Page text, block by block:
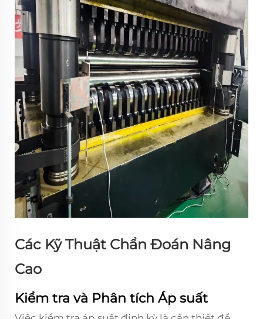
Các Kỹ Thuật Chẩn Đoán Nâng
Cao
Kiểm tra và Phân tích Áp suất